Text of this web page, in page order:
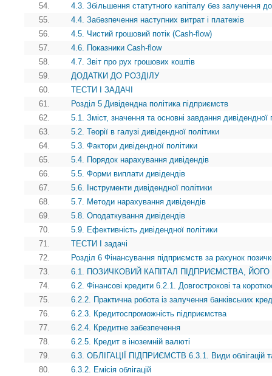
54.
4.3. Збільшення статутного капіталу без залучення
55.
4.4. Забезпечення наступних витрат i платежів
56.
4.5. Чистий грошовий потік (Cash-flow)
57.
4.6. Показники Cash-flow
58.
4.7. Звіт про рух грошових коштів
59.
ДОДАТКИ ДО РОЗДІЛУ
60.
ТЕСТИ І ЗАДАЧІ
61.
Розділ 5 Дивідендна політика підприємств
62.
5.1. Зміст, значення та основні завдання дивідендної
63.
5.2. Теорії в галузі дивідендної політики
64.
5.3. Фактори дивідендної політики
65.
5.4. Порядок нарахування дивідендів
66.
5.5. Форми виплати дивідендів
67.
5.6. Інструменти дивідендної політики
68.
5.7. Методи нарахування дивідендів
69.
5.8. Оподаткування дивідендів
70.
5.9. Ефективність дивідендної політики
71.
ТЕСТИ І задачі
72.
Розділ 6 Фінансування підприємств за рахунок
73.
6.1. ПОЗИЧКОВИЙ КАПІТАЛ ПІДПРИЄМСТВА,
74.
6.2. Фінансові кредити 6.2.1. Довгострокові та
75.
6.2.2. Практична робота із залучення банківських
76.
6.2.3. Кредитоспроможність підприємства
77.
6.2.4. Кредитне забезпечення
78.
6.2.5. Кредит в іноземній валюті
79.
6.3. ОБЛІГАЦІЇ ПІДПРИЄМСТВ 6.3.1. Види облігацій
80.
6.3.2. Емісія облігацій